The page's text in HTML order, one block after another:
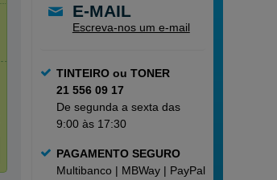
E-MAIL
Escreva-nos um e-mail
TINTEIRO ou TONER
21 556 09 17
De segunda a sexta das
9:00 às 17:30
PAGAMENTO SEGURO
Multibanco | MBWay | PayPal |